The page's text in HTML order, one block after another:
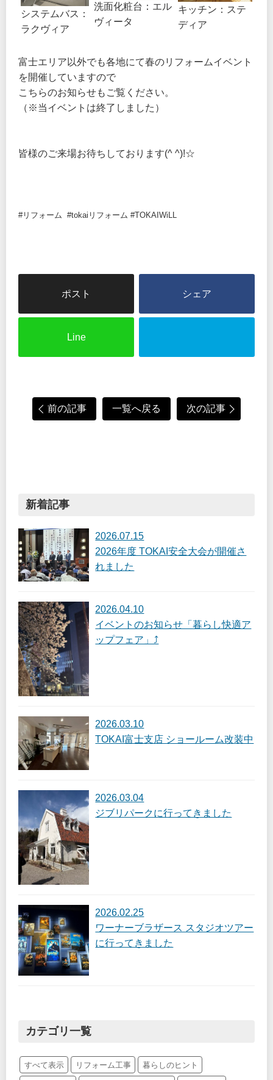
システムバス：
ラクヴィア
洗面化粧台：エル
ヴィータ
キッチン：ステ
ディア
富士エリア以外でも各地にて春のリフォームイベント
を開催していますので
こちらのお知らせもご覧ください。
（※当イベントは終了しました）
皆様のご来場お待ちしております(^ ^)!☆
#リフォーム #tokaiリフォーム #TOKAIWiLL
シェア
Line
前の記事 一覧へ戻る 次の記事
新着記事
2026.07.15
2026年度 TOKAI安全大会が開催さ
れました
2026.04.10
イベントのお知らせ「暮らし快適ア
ップフェア」⤴
2026.03.10
TOKAI富士支店 ショールーム改装中
2026.03.04
ジブリパークに行ってきました
2026.02.25
ワーナーブラザース スタジオツアー
に行ってきました
カテゴリ一覧
すべて表示 リフォーム工事 暮らしのヒント